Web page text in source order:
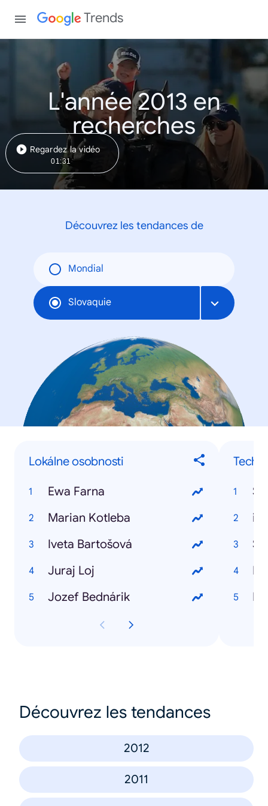
Trends
L'année 2013 en
recherches
Regardez la vidéo
01:31
Découvrez les tendances de
Mondial
Slovaquie
Lokálne osobnosti
Ewa Farna
Marian Kotleba
Iveta Bartošová
Juraj Loj
Jozef Bednárik
Découvrez les tendances
2012
2011